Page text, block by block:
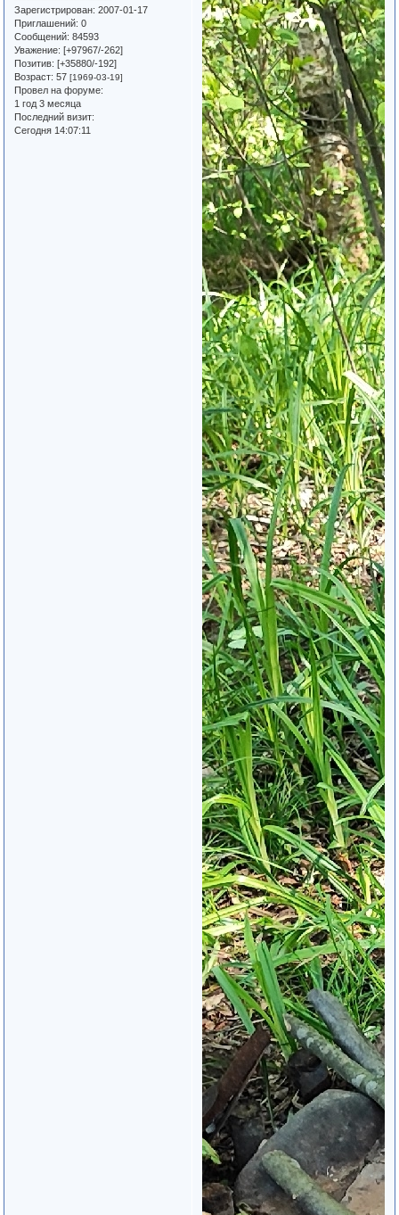
Зарегистрирован: 2007-01-17
Приглашений: 0
Сообщений: 84593
Уважение: [+97967/-262]
Позитив: [+35880/-192]
Возраст: 57[1969-03-19]
Провел на форуме:
1 год 3 месяца
Последний визит:
Сегодня 14:07:11